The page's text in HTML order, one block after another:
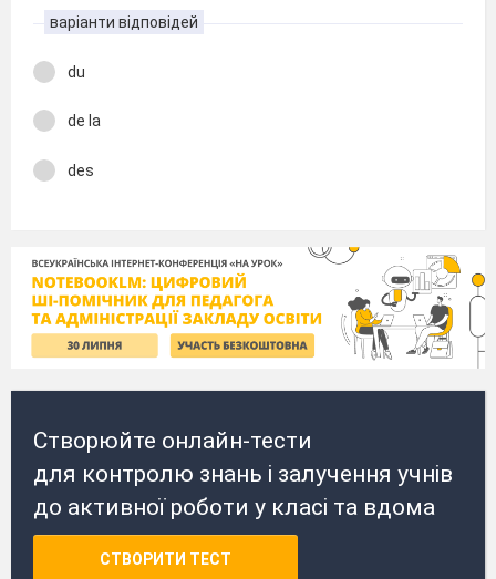
варіанти відповідей
du
de la
des
Створюйте онлайн-тести
для контролю знань і залучення учнів
до активної роботи у класі та вдома
СТВОРИТИ ТЕСТ